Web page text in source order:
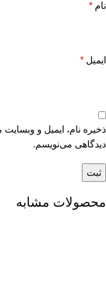
نام *
ایمیل *
ذخیره نام، ایمیل و
دیدگاهی می‌نویسم.
محصولات مشابه